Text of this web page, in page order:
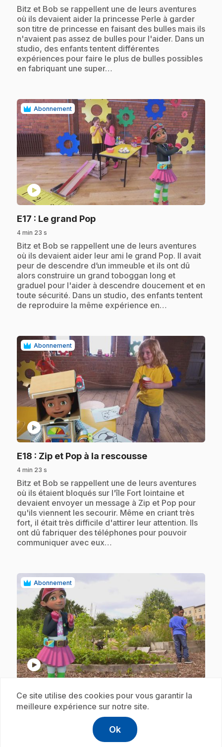
.Bitz et Bob se rappellent une de leurs aventures
où ils devaient aider la princesse Perle à garder
son titre de princesse en faisant des bulles mais ils
n'avaient pas assez de bulles pour l'aider. Dans un
studio, des enfants tentent différentes
expériences pour faire le plus de bulles possibles
en fabriquant une super…
Abonnement
play_circle
E17 : Le grand Pop.
4 min 23 s
.Bitz et Bob se rappellent une de leurs aventures
où ils devaient aider leur ami le grand Pop. Il avait
peur de descendre d’un immeuble et ils ont dû
alors construire un grand toboggan long et
graduel pour l'aider à descendre doucement et en
toute sécurité. Dans un studio, des enfants tentent
de reproduire la même expérience en…
Abonnement
play_circle
E18 : Zip et Pop à la rescousse.
4 min 23 s
.Bitz et Bob se rappellent une de leurs aventures
où ils étaient bloqués sur l'île Fort lointaine et
devaient envoyer un message à Zip et Pop pour
qu'ils viennent les secourir. Même en criant très
fort, il était très difficile d'attirer leur attention. Ils
ont dû fabriquer des téléphones pour pouvoir
communiquer avec eux…
Abonnement
play_circle
E19: Défilé dans la jungle.
4 min 20 s
Bitz et Bob se rappellent une de leurs aventures
où ils devaient utiliser le camouflage pour ne pas
se faire remarquer par des vilaines créatures dans
Ce site utilise des cookies pour vous garantir la
meilleure expérience sur notre site.
Ok